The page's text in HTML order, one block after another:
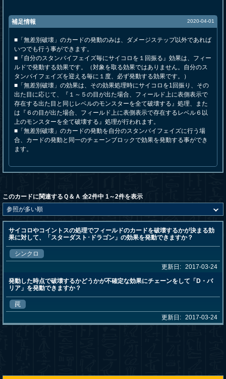
補足情報 2020-04-01
■「無差別破壊」のカードの発動のみは、ダメージステップ以外であれば
いつでも行う事ができます。
■『自分のスタンバイフェイズ毎にサイコロを１回振る』効果は、フィー
ルドで発動する効果です。（対象を取る効果ではありません。自分のス
タンバイフェイズを迎える毎に１度、必ず発動する効果です。）
■「無差別破壊」の効果は、その効果処理時にサイコロを1回振り、その
出た目に応じて、『１～５の目が出た場合、フィールド上に表側表示で
存在する出た目と同じレベルのモンスターを全て破壊する』処理、また
は『６の目が出た場合、フィールド上に表側表示で存在するレベル６以
上のモンスターを全て破壊する』処理が行われます。
■「無差別破壊」のカードの発動を自分のスタンバイフェイズに行う場
合、カードの発動と同一のチェーンブロックで効果を発動する事ができ
ます。
このカードに関連するＱ＆Ａ 全2件中 1～2件を表示
サイコロやコイントスの処理でフィールドのカードを破壊するかが決まる効
果に対して、「スターダスト･ドラゴン」の効果を発動できますか？
シンクロ
更新日: 2017-03-24
発動した時点で破壊するかどうかが不確定な効果にチェーンをして「D・バ
リア」を発動できますか？
罠
更新日: 2017-03-24